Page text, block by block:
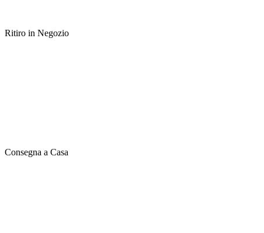
Ritiro in Negozio
Consegna a Casa